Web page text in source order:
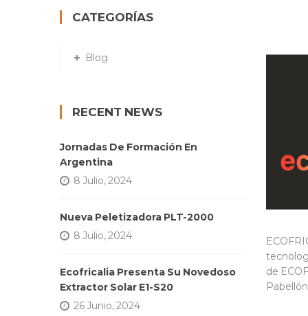
de
Pabellón
CATEGORÍAS
Blog
RECENT NEWS
Jornadas De Formación En
Argentina
8 Julio, 2024
Nueva Peletizadora PLT-2000
8 Julio, 2024
Ecofricalia Presenta Su Novedoso
Extractor Solar E1-S20
26 Junio, 2024